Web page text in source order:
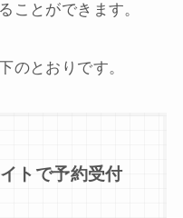
ことができます。
のとおりです。
トで予約受付